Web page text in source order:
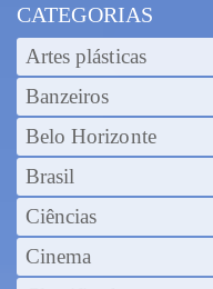
CATEGORIAS
Artes plásticas
Banzeiros
Belo Horizonte
Brasil
Ciências
Cinema